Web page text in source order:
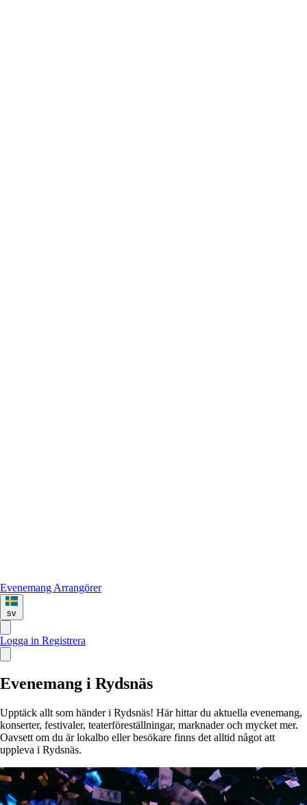
Evenemang Arrangörer
sv
Logga in Registrera
Evenemang i Rydsnäs
Upptäck allt som händer i Rydsnäs! Här hittar du aktuella evenemang,
konserter, festivaler, teaterföreställningar, marknader och mycket mer.
Oavsett om du är lokalbo eller besökare finns det alltid något att
uppleva i Rydsnäs.